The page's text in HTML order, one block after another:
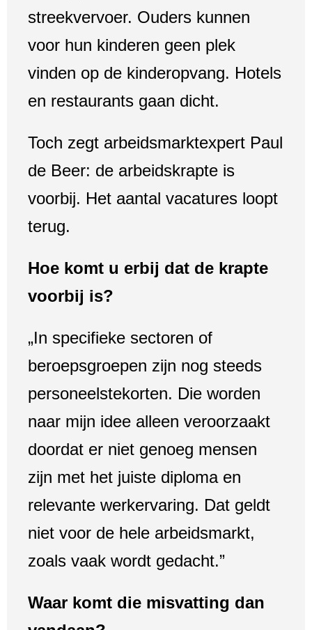
streekvervoer. Ouders kunnen
voor hun kinderen geen plek
vinden op de kinderopvang. Hotels
en restaurants gaan dicht.
Toch zegt arbeidsmarktexpert Paul
de Beer: de arbeidskrapte is
voorbij. Het aantal vacatures loopt
terug.
Hoe komt u erbij dat de krapte
voorbij is?
„In specifieke sectoren of
beroepsgroepen zijn nog steeds
personeelstekorten. Die worden
naar mijn idee alleen veroorzaakt
doordat er niet genoeg mensen
zijn met het juiste diploma en
relevante werkervaring. Dat geldt
niet voor de hele arbeidsmarkt,
zoals vaak wordt gedacht.”
Waar komt die misvatting dan